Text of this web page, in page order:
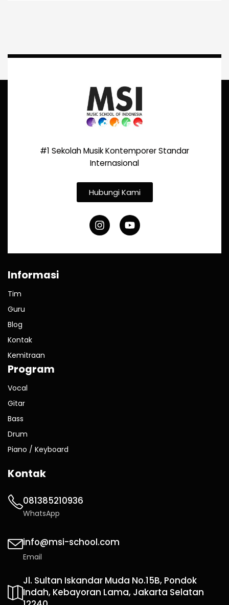
#1 Sekolah Musik Kontemporer Standar
Internasional
Hubungi Kami
Informasi
Tim
Guru
Blog
Kontak
Kemitraan
Program
Vocal
Gitar
Bass
Drum
Piano / Keyboard
Kontak
081385210936
WhatsApp
info@msi-school.com
Email
Jl. Sultan Iskandar Muda No.15B, Pondok
Indah, Kebayoran Lama, Jakarta Selatan